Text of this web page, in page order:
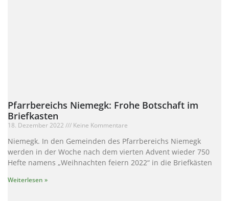
Pfarrbereichs Niemegk: Frohe Botschaft im
Briefkasten
18. Dezember 2022 Keine Kommentare
Niemegk. In den Gemeinden des Pfarrbereichs Niemegk
werden in der Woche nach dem vierten Advent wieder 750
Hefte namens „Weihnachten feiern 2022“ in die Briefkästen
Weiterlesen »